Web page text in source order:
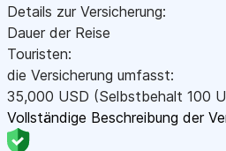
Details zur Versicherung:
Dauer der Reise
Touristen:
die Versicherung umfasst:
35,000 USD (Selbstbehalt 100
Vollständige Beschreibung der